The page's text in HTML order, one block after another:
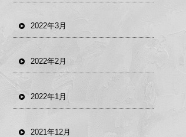
2022年3月
2022年2月
2022年1月
2021年12月